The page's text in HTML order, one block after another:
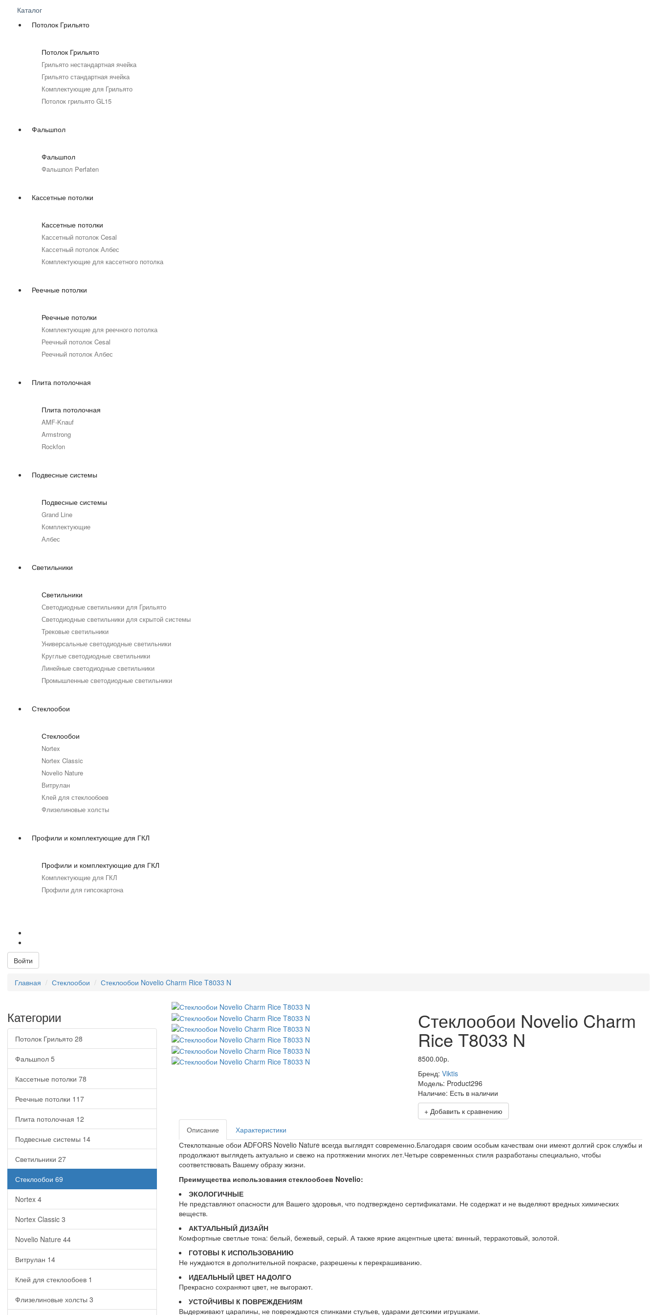
Каталог
Потолок Грильято
Потолок Грильято
Грильято нестандартная ячейка
Грильято стандартная ячейка
Комплектующие для Грильято
Потолок грильято GL15
Фальшпол
Фальшпол
Фальшпол Perfaten
Кассетные потолки
Кассетные потолки
Кассетный потолок Cesal
Кассетный потолок Албес
Комплектующие для кассетного потолка
Реечные потолки
Реечные потолки
Комплектующие для реечного потолка
Реечный потолок Cesal
Реечный потолок Албес
Плита потолочная
Плита потолочная
AMF-Knauf
Armstrong
Rockfon
Подвесные системы
Подвесные системы
Grand Line
Комплектующие
Албес
Светильники
Светильники
Светодиодные светильники для Грильято
Светодиодные светильники для скрытой системы
Трековые светильники
Универсальные светодиодные светильники
Круглые светодиодные светильники
Линейные светодиодные светильники
Промышленные светодиодные светильники
Стеклообои
Стеклообои
Nortex
Nortex Classic
Novelio Nature
Витрулан
Клей для стеклообоев
Флизелиновые холсты
Профили и комплектующие для ГКЛ
Профили и комплектующие для ГКЛ
Комплектующие для ГКЛ
Профили для гипсокартона
Войти
Главная Стеклообои Стеклообои Novelio Charm Rice T8033 N
Категории
Потолок Грильято 28
Фальшпол 5
Кассетные потолки 78
Реечные потолки 117
Плита потолочная 12
Подвесные системы 14
Светильники 27
Стеклообои 69
Nortex 4
Nortex Classic 3
Novelio Nature 44
Витрулан 14
Клей для стеклообоев 1
Флизелиновые холсты 3
Стеклообои Novelio Charm
Rice T8033 N
8500.00р.
Бренд: Viktis
Модель: Product296
Наличие: Есть в наличии
+ Добавить к сравнению
Описание
Характеристики
Стеклотканые обои ADFORS Novelio Nature всегда выглядят современно.Благодаря своим особым качествам они имеют долгий срок службы и
продолжают выглядеть актуально и свежо на протяжении многих лет.Четыре современных стиля разработаны специально, чтобы
соответствовать Вашему образу жизни.
Преимущества использования стеклообоев Novelio:
ЭКОЛОГИЧНЫЕ
Не представляют опасности для Вашего здоровья, что подтверждено сертификатами. Не содержат и не выделяют вредных химических
веществ.
АКТУАЛЬНЫЙ ДИЗАЙН
Комфортные светлые тона: белый, бежевый, серый. А также яркие акцентные цвета: винный, терракотовый, золотой.
ГОТОВЫ К ИСПОЛЬЗОВАНИЮ
Не нуждаются в дополнительной покраске, разрешены к перекрашиванию.
ИДЕАЛЬНЫЙ ЦВЕТ НАДОЛГО
Прекрасно сохраняют цвет, не выгорают.
УСТОЙЧИВЫ К ПОВРЕЖДЕНИЯМ
Выдерживают царапины, не повреждаются спинками стульев, ударами детскими игрушками.